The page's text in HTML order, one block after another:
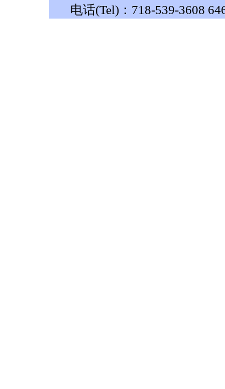
电话(Tel)：718-539-3608